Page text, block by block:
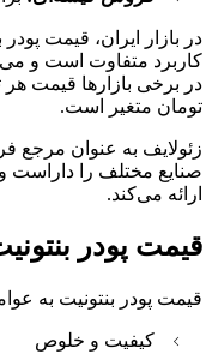
در بازار ایران، قیمت
کاربرد متفاوت است و
در برخی بازارها قیمت هر
تومان متغیر است.
زئولایف به عنوان
صنایع مختلف را
ارائه می‌کند.
قیمت پودر
قیمت پودر بنتونیت به
کیفیت و خلوص